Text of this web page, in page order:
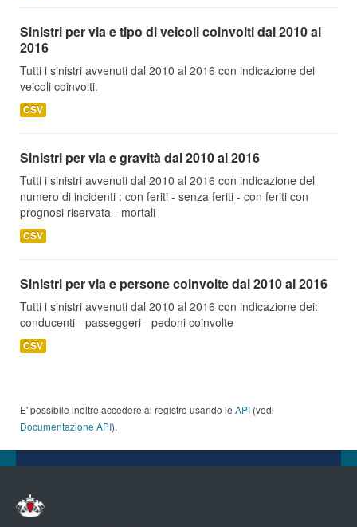
Sinistri per via e tipo di veicoli coinvolti dal 2010 al
2016
Tutti i sinistri avvenuti dal 2010 al 2016 con indicazione dei
veicoli coinvolti.
CSV
Sinistri per via e gravità dal 2010 al 2016
Tutti i sinistri avvenuti dal 2010 al 2016 con indicazione del
numero di incidenti : con feriti - senza feriti - con feriti con
prognosi riservata - mortali
CSV
Sinistri per via e persone coinvolte dal 2010 al 2016
Tutti i sinistri avvenuti dal 2010 al 2016 con indicazione dei:
conducenti - passeggeri - pedoni coinvolte
CSV
E' possibile inoltre accedere al registro usando le API (vedi
Documentazione API).